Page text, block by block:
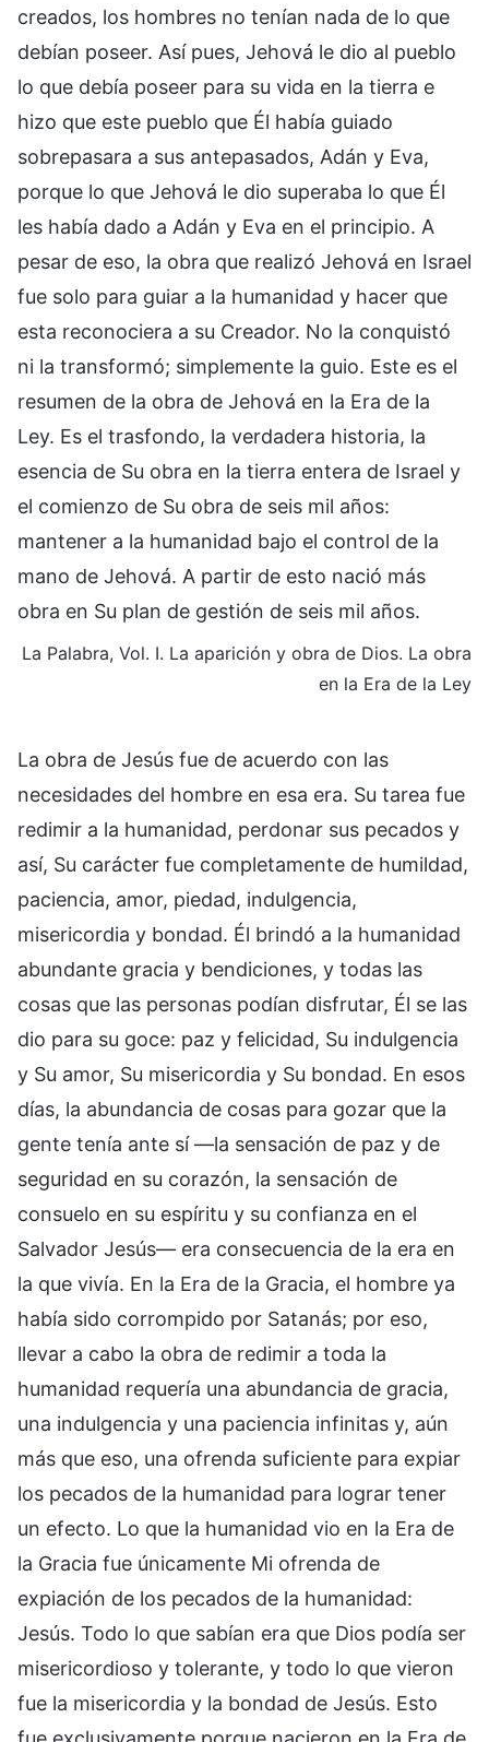
creados, los hombres no tenían nada de lo que
debían poseer. Así pues, Jehová le dio al pueblo
lo que debía poseer para su vida en la tierra e
hizo que este pueblo que Él había guiado
sobrepasara a sus antepasados, Adán y Eva,
porque lo que Jehová le dio superaba lo que Él
les había dado a Adán y Eva en el principio. A
pesar de eso, la obra que realizó Jehová en Israel
fue solo para guiar a la humanidad y hacer que
esta reconociera a su Creador. No la conquistó
ni la transformó; simplemente la guio. Este es el
resumen de la obra de Jehová en la Era de la
Ley. Es el trasfondo, la verdadera historia, la
esencia de Su obra en la tierra entera de Israel y
el comienzo de Su obra de seis mil años:
mantener a la humanidad bajo el control de la
mano de Jehová. A partir de esto nació más
obra en Su plan de gestión de seis mil años.
La Palabra, Vol. I. La aparición y obra de Dios. La obra
en la Era de la Ley
La obra de Jesús fue de acuerdo con las
necesidades del hombre en esa era. Su tarea fue
redimir a la humanidad, perdonar sus pecados y
así, Su carácter fue completamente de humildad,
paciencia, amor, piedad, indulgencia,
misericordia y bondad. Él brindó a la humanidad
abundante gracia y bendiciones, y todas las
cosas que las personas podían disfrutar, Él se las
dio para su goce: paz y felicidad, Su indulgencia
y Su amor, Su misericordia y Su bondad. En esos
días, la abundancia de cosas para gozar que la
gente tenía ante sí —la sensación de paz y de
seguridad en su corazón, la sensación de
consuelo en su espíritu y su confianza en el
Salvador Jesús— era consecuencia de la era en
la que vivía. En la Era de la Gracia, el hombre ya
había sido corrompido por Satanás; por eso,
llevar a cabo la obra de redimir a toda la
humanidad requería una abundancia de gracia,
una indulgencia y una paciencia infinitas y, aún
más que eso, una ofrenda suficiente para expiar
los pecados de la humanidad para lograr tener
un efecto. Lo que la humanidad vio en la Era de
la Gracia fue únicamente Mi ofrenda de
expiación de los pecados de la humanidad:
Jesús. Todo lo que sabían era que Dios podía ser
misericordioso y tolerante, y todo lo que vieron
fue la misericordia y la bondad de Jesús. Esto